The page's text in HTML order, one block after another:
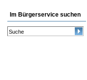
Im Bürgerservice suchen